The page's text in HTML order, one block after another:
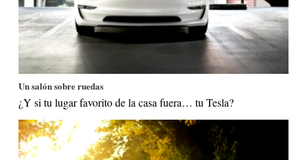
Un salón sobre ruedas
¿Y si tu lugar favorito de la casa fuera… tu Tesla?